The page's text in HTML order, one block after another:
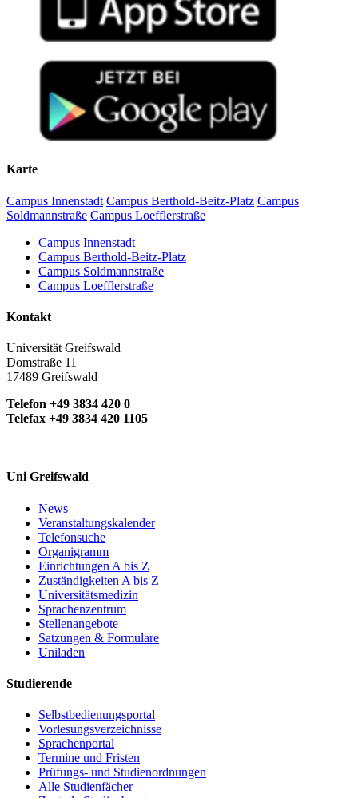
Karte
Campus Innenstadt Campus Berthold-Beitz-Platz Campus
Soldmannstraße Campus Loefflerstraße
Campus Innenstadt
Campus Berthold-Beitz-Platz
Campus Soldmannstraße
Campus Loefflerstraße
Kontakt
Universität Greifswald
Domstraße 11
17489 Greifswald
Telefon +49 3834 420 0
Telefax +49 3834 420 1105
Uni Greifswald
News
Veranstaltungskalender
Telefonsuche
Organigramm
Einrichtungen A bis Z
Zuständigkeiten A bis Z
Universitätsmedizin
Sprachenzentrum
Stellenangebote
Satzungen & Formulare
Uniladen
Studierende
Selbstbedienungsportal
Vorlesungsverzeichnisse
Sprachenportal
Termine und Fristen
Prüfungs- und Studienordnungen
Alle Studienfächer